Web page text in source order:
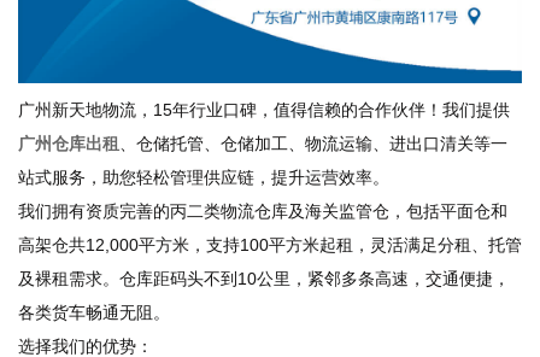
广州新天地物流，15年行业口碑，值得信赖的合作伙伴！我们提供
广州仓库出租
、仓储托管、仓储加工、物流运输、进出口清关等一
站式服务，助您轻松管理供应链，提升运营效率。
我们拥有资质完善的丙二类物流仓库及海关监管仓，包括平面仓和
高架仓共12,000平方米，支持100平方米起租，灵活满足分租、托管
及裸租需求。仓库距码头不到10公里，紧邻多条高速，交通便捷，
各类货车畅通无阻。
选择我们的优势：